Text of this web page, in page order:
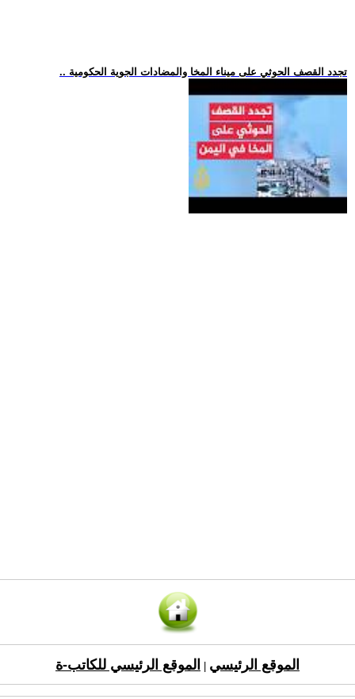
.. تجدد القصف الحوثي على ميناء المخا والمضادات الجوية الحكومية
الموقع الرئيسي الموقع الرئيسي للكاتب-ة